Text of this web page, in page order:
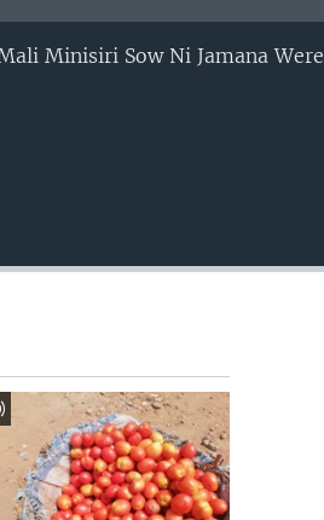
Minisiri Sow Ni Jamana Were